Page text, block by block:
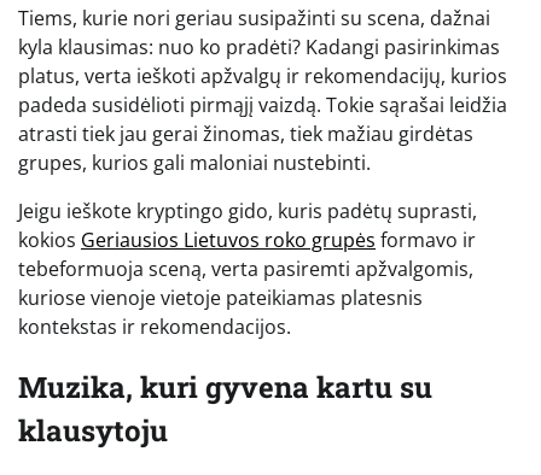
Tiems, kurie nori geriau susipažinti su scena, dažnai
kyla klausimas: nuo ko pradėti? Kadangi pasirinkimas
platus, verta ieškoti apžvalgų ir rekomendacijų, kurios
padeda susidėlioti pirmąjį vaizdą. Tokie sąrašai leidžia
atrasti tiek jau gerai žinomas, tiek mažiau girdėtas
grupes, kurios gali maloniai nustebinti.
Jeigu ieškote kryptingo gido, kuris padėtų suprasti,
kokios Geriausios Lietuvos roko grupės formavo ir
tebeformuoja sceną, verta pasiremti apžvalgomis,
kuriose vienoje vietoje pateikiamas platesnis
kontekstas ir rekomendacijos.
Muzika, kuri gyvena kartu su
klausytoju